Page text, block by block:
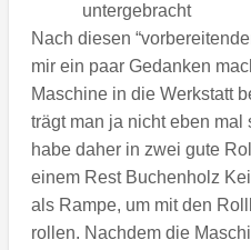
untergebracht
Nach diesen
mir ein paar Gedanken
Maschine in die Werkstatt
trägt man ja nicht eben
habe daher in zwei gute
einem Rest Buchenholz
als Rampe, um mit den
rollen. Nachdem die